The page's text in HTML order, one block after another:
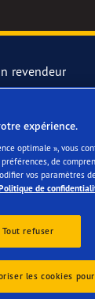
revendeur
expérience.
optimale », vous
de
vos paramètres
de
Tout refuser
les cookies